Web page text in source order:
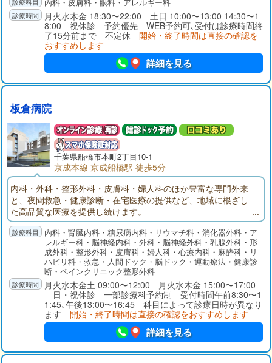
外来など幅広い自費診療もご用意。お仕事帰りや休日の急な体
調不良にも安心してご受診いただけます。
月火水木金 18:30〜22:00 土日 10:00〜13:00 14:30〜1
8:00 祝休診 予約優先 WEB予約可､受付は診療時間終
了15分前まで 不定休 開始・終了時間は直接の確認を
おすすめします
詳細を見る
板倉病院
千葉県船橋市本町2丁目10-1
京成本線 京成船橋駅 徒歩5分
内科・外科・整形外科・皮膚科・婦人科のほか豊富な専門外来
と、夜間救急・健康診断・在宅医療の提供など、地域に根ざし
た高品質な医療を提供し続けます。
内科・腎臓内科・糖尿病内科・リウマチ科・消化器外科・ア
レルギー科・脳神経内科・外科・脳神経外科・乳腺外科・形
成外科・整形外科・皮膚科・婦人科・心療内科・麻酔科・リ
ハビリ科・救急・人間ドック・脳ドック・運動療法・健康診
断・ペインクリニック整形外科
月火水木金土 09:00〜12:00 月火水木金 15:00〜17:00
日・祝休診 一部診療科予約制 受付時間午前8:30〜1
1:45､午後13:00〜16:45 科目によって診療日時が異なり
ます 開始・終了時間は直接の確認をおすすめします
詳細を見る